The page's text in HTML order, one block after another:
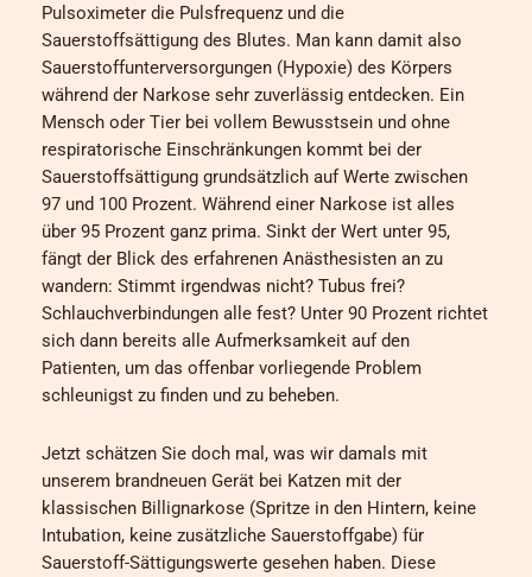
Pulsoximeter die Pulsfrequenz und die
Sauerstoffsättigung des Blutes. Man kann damit also
Sauerstoffunterversorgungen (Hypoxie) des Körpers
während der Narkose sehr zuverlässig entdecken. Ein
Mensch oder Tier bei vollem Bewusstsein und ohne
respiratorische Einschränkungen kommt bei der
Sauerstoffsättigung grundsätzlich auf Werte zwischen
97 und 100 Prozent. Während einer Narkose ist alles
über 95 Prozent ganz prima. Sinkt der Wert unter 95,
fängt der Blick des erfahrenen Anästhesisten an zu
wandern: Stimmt irgendwas nicht? Tubus frei?
Schlauchverbindungen alle fest? Unter 90 Prozent richtet
sich dann bereits alle Aufmerksamkeit auf den
Patienten, um das offenbar vorliegende Problem
schleunigst zu finden und zu beheben.
Jetzt schätzen Sie doch mal, was wir damals mit
unserem brandneuen Gerät bei Katzen mit der
klassischen Billignarkose (Spritze in den Hintern, keine
Intubation, keine zusätzliche Sauerstoffgabe) für
Sauerstoff-Sättigungswerte gesehen haben. Diese